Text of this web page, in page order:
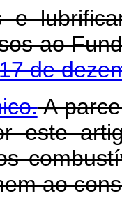
e
ao
de
A
este
ao